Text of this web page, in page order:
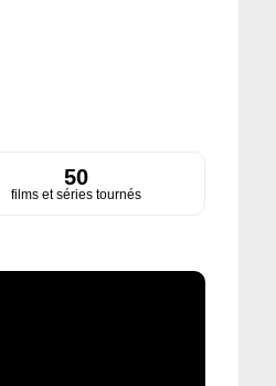
50
films et séries tournés